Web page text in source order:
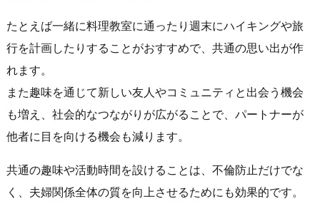
たとえば一緒に料理教室に通ったり週末にハイキングや旅
行を計画したりすることがおすすめで、共通の思い出が作
れます。
また趣味を通じて新しい友人やコミュニティと出会う機会
も増え、社会的なつながりが広がることで、パートナーが
他者に目を向ける機会も減ります。
共通の趣味や活動時間を設けることは、不倫防止だけでな
く、夫婦関係全体の質を向上させるためにも効果的です。